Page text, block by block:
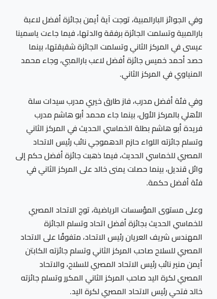
وفي الجوائز البارالمبية، توجت آية أيمن بجائزة أفضل لاعبة
بارالمبية وتسلمت الجائزة برفقة والدتها، فيما جاءت ياسمينا
عيسى في المركز الثاني وتسلمت الجائزة شقيقتها، بينما
حصد أحمد خميس جائزة أفضل لاعب بارالمبي، وجاء محمد
المنياوي في المركز الثاني.
وفي فئة أفضل مدرب، فاز طارق خيري مدرب سيدات سلة
الأهلي بالمركز الأول، بينما جاء محمد أبو هاشم مدرب
فريدة أبو هاشم بطلة الخماسي الحديث في المركز الثاني
وتسلم جائزته اللواء حازم الدهموجي نائب رئيس الاتحاد
المصري للخماسي الحديث، فيما ذهبت جائزة أفضل حكم إلى
وائل قنديل، بينما حصلت يمنى خالد على المركز الثاني في
فئة أفضل حكمة.
وعلى مستوى المؤسسات الرياضية، توج الاتحاد المصري
للخماسي الحديث بجائزة أفضل اتحاد وتسلم الجائزة
المهندس شريف العريان رئيس الاتحاد، متفوقًا على الاتحاد
المصري للسلاح صاحب المركز الثاني وتسلم جائزته الكابتن
أيمن منير نائب رئيس الاتحاد المصري للسلاح، والاتحاد
المصري لكرة اليد صاحب المركز الثاني المكرر وتسلم جائزته
خالد فتحي رئيس الاتحاد المصري لكرة اليد.